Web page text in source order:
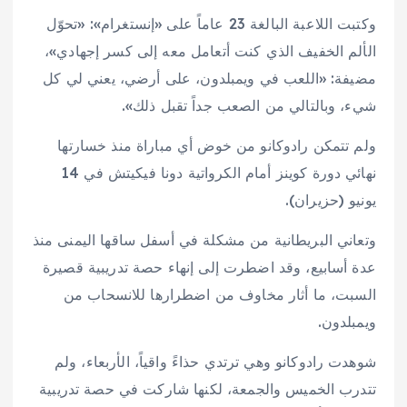
وكتبت اللاعبة البالغة 23 عاماً على «إنستغرام»: «تحوّل
الألم الخفيف الذي كنت أتعامل معه إلى كسر إجهادي»،
مضيفة: «اللعب في ويمبلدون، على أرضي، يعني لي كل
شيء، وبالتالي من الصعب جداً تقبل ذلك».
ولم تتمكن رادوكانو من خوض أي مباراة منذ خسارتها
نهائي دورة كوينز أمام الكرواتية دونا فيكيتش في 14
يونيو (حزيران).
وتعاني البريطانية من مشكلة في أسفل ساقها اليمنى منذ
عدة أسابيع، وقد اضطرت إلى إنهاء حصة تدريبية قصيرة
السبت، ما أثار مخاوف من اضطرارها للانسحاب من
ويمبلدون.
شوهدت رادوكانو وهي ترتدي حذاءً واقياً، الأربعاء، ولم
تتدرب الخميس والجمعة، لكنها شاركت في حصة تدريبية